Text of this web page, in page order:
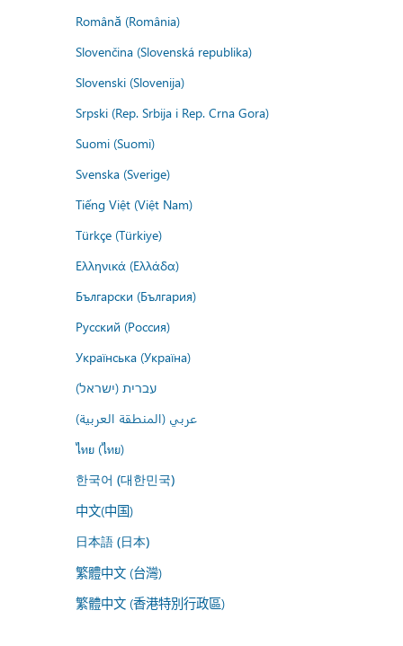
Română (România)
Slovenčina (Slovenská republika)
Slovenski (Slovenija)
Srpski (Rep. Srbija i Rep. Crna Gora)
Suomi (Suomi)
Svenska (Sverige)
Tiếng Việt (Việt Nam)
Türkçe (Türkiye)
Ελληνικά (Ελλάδα)
Български (България)
Русский (Россия)
Українська (Україна)
עברית (ישראל)
عربي (المنطقة العربية)
ไทย (ไทย)
한국어 (대한민국)
中文(中国)
日本語 (日本)
繁體中文 (台灣)
繁體中文 (香港特別行政區)